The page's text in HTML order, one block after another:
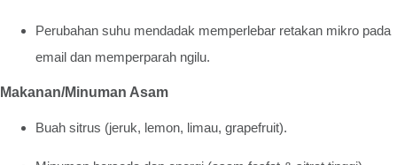
Perubahan suhu mendadak memperlebar retakan mikro pada
email dan memperparah ngilu.
Makanan/Minuman Asam
Buah sitrus (jeruk, lemon, limau, grapefruit).